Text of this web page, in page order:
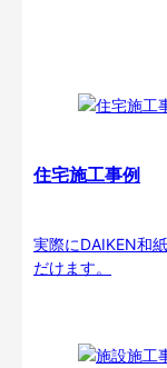
住宅施工事例
実際にDAIKEN和
だけます。